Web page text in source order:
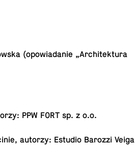
(opo­wia­da­nie „Ar­chi­tek­tu­ra
PPW FORT sp. z o.o.
autorzy: Estudio Barozzi Veiga